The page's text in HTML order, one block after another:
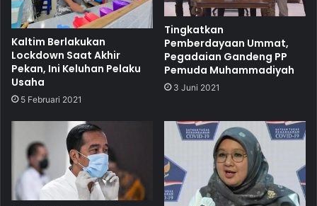
Kaltim Berlakukan
Lockdown Saat Akhir
Pekan, Ini Keluhan Pelaku
Usaha
5 Februari 2021
Tingkatkan
Pemberdayaan Ummat,
Pegadaian Gandeng PP
Pemuda Muhammadiyah
3 Juni 2021